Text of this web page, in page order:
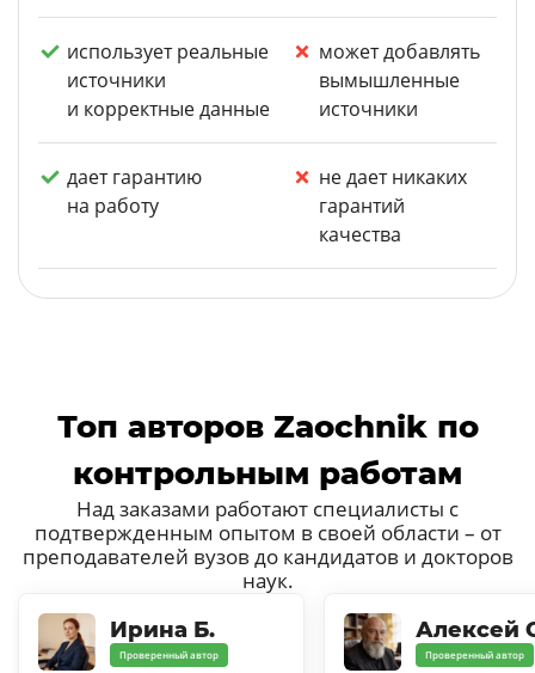
использует реальные
источники
и корректные данные
может добавлять
вымышленные
источники
дает гарантию
на работу
не дает никаких
гарантий
качества
Топ авторов Zaochnik по
контрольным работам
Над заказами работают специалисты с
подтвержденным опытом в своей области – от
преподавателей вузов до кандидатов и докторов
наук.
Ирина Б.
Проверенный автор
Алексей
Проверенный автор